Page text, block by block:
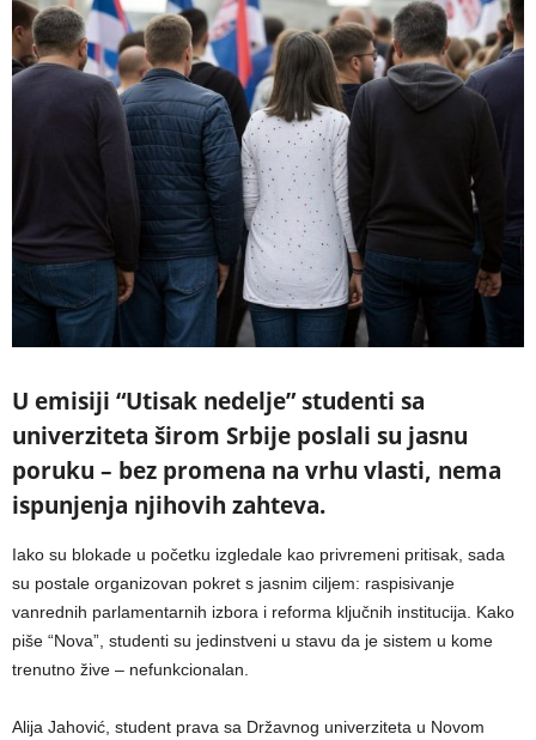
U emisiji “Utisak nedelje” studenti sa
univerziteta širom Srbije poslali su jasnu
poruku – bez promena na vrhu vlasti, nema
ispunjenja njihovih zahteva.
Iako su blokade u početku izgledale kao privremeni pritisak, sada
su postale organizovan pokret s jasnim ciljem: raspisivanje
vanrednih parlamentarnih izbora i reforma ključnih institucija. Kako
piše “Nova”, studenti su jedinstveni u stavu da je sistem u kome
trenutno žive – nefunkcionalan.
Alija Jahović, student prava sa Državnog univerziteta u Novom